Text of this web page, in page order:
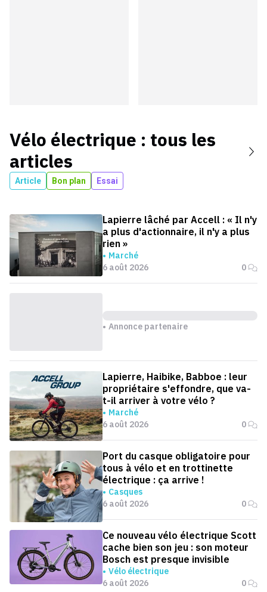
Vélo électrique : tous les
articles
Article Bon plan Essai
Lapierre lâché par Accell : « Il n'y
a plus d'actionnaire, il n'y a plus
rien »
Marché
6 août 2026
0
Annonce partenaire
Lapierre, Haibike, Babboe : leur
propriétaire s'effondre, que va-
t-il arriver à votre vélo ?
Marché
6 août 2026
0
Port du casque obligatoire pour
tous à vélo et en trottinette
électrique : ça arrive !
Casques
6 août 2026
0
Ce nouveau vélo électrique Scott
cache bien son jeu : son moteur
Bosch est presque invisible
Vélo électrique
6 août 2026
0